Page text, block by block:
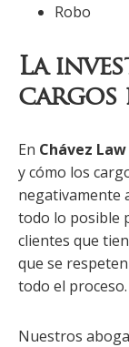
Robo
La
cargos
En Chávez
y cómo los
negativamente
todo lo posible
clientes que
que se
todo el proceso.
Nuestros